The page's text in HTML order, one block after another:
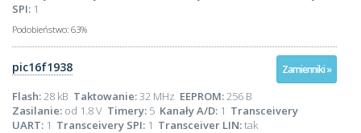
SPI: 1
Podobieństwo: 63%
Zamienniki »
pic16f1938
Flash:28 kB Taktowanie:32 MHz EEPROM:256 B
Zasilanie: od 1.8 V Timery: 5 Kanały A/D: 1 Transceivery
UART: 1 Transceivery SPI: 1 Transceiver LIN:tak